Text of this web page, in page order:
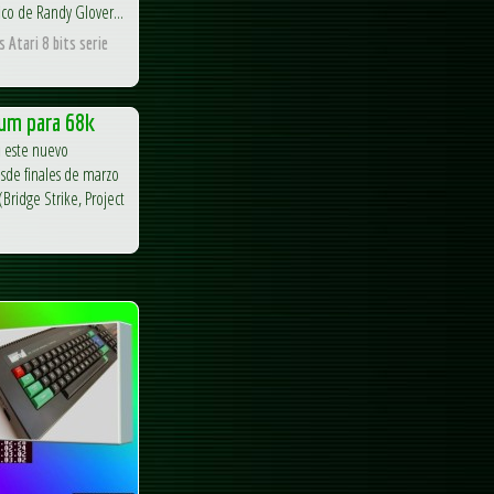
de Randy Glover...
Atari 8 bits serie
para 68k
nuevo
finales de marzo
Strike, Project